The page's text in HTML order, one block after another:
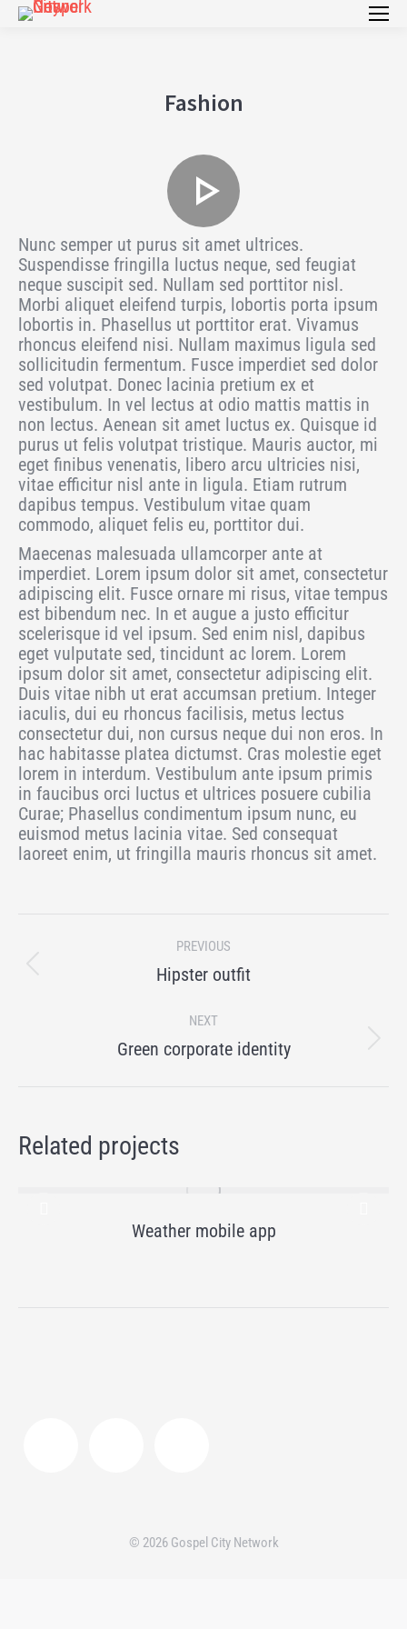
Fashion
Nunc semper ut purus sit amet ultrices.
Suspendisse fringilla luctus neque, sed feugiat
neque suscipit sed. Nullam sed porttitor nisl.
Morbi aliquet eleifend turpis, lobortis porta ipsum
lobortis in. Phasellus ut porttitor erat. Vivamus
rhoncus eleifend nisi. Nullam maximus ligula sed
sollicitudin fermentum. Fusce imperdiet sed dolor
sed volutpat. Donec lacinia pretium ex et
vestibulum. In vel lectus at odio mattis mattis in
non lectus. Aenean sit amet luctus ex. Quisque id
purus ut felis volutpat tristique. Mauris auctor, mi
eget finibus venenatis, libero arcu ultricies nisi,
vitae efficitur nisl ante in ligula. Etiam rutrum
dapibus tempus. Vestibulum vitae quam
commodo, aliquet felis eu, porttitor dui.
Maecenas malesuada ullamcorper ante at
imperdiet. Lorem ipsum dolor sit amet, consectetur
adipiscing elit. Fusce ornare mi risus, vitae tempus
est bibendum nec. In et augue a justo efficitur
scelerisque id vel ipsum. Sed enim nisl, dapibus
eget vulputate sed, tincidunt ac lorem. Lorem
ipsum dolor sit amet, consectetur adipiscing elit.
Duis vitae nibh ut erat accumsan pretium. Integer
iaculis, dui eu rhoncus facilisis, metus lectus
consectetur dui, non cursus neque dui non eros. In
hac habitasse platea dictumst. Cras molestie eget
lorem in interdum. Vestibulum ante ipsum primis
in faucibus orci luctus et ultrices posuere cubilia
Curae; Phasellus condimentum ipsum nunc, eu
euismod metus lacinia vitae. Sed consequat
laoreet enim, ut fringilla mauris rhoncus sit amet.
PREVIOUS
Previous
Hipster outfit
NEXT
Next
Green corporate identity
Related projects
Weather mobile app
© 2026 Gospel City Network